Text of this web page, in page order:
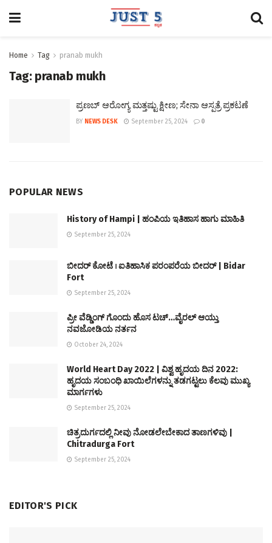
Home Tag pranab mukh
Tag: pranab mukh
ಪ್ರಣಬ್ ಆರೋಗ್ಯ ಮತ್ತಷ್ಟು ಕ್ಷೀಣ; ಸೇನಾ ಆಸ್ಪತ್ರೆ ಪ್ರಕಟಣೆ
BY NEWS DESK September 25, 2024 0
POPULAR NEWS
History of Hampi | ಹಂಪಿಯ ಇತಿಹಾಸ ಹಾಗು ಮಾಹಿತಿ
September 25, 2024
ಬೀದರ್ ಕೋಟೆ । ಐತಿಹಾಸಿಕ ಪರಂಪರೆಯ ಬೀದರ್ | Bidar
Fort
September 25, 2024
ಪ್ರೀ ವೆಡ್ಡಿಂಗ್ ಗೊಂದು ಹೊಸ ಟಚ್…ವೈರಲ್ ಆಯ್ತು
ನವಜೋಡಿಯ ನರ್ತನ
October 24, 2024
World Heart Day 2022 | ವಿಶ್ವ ಹೃದಯ ದಿನ 2022:
ಹೃದಯ ಸಂಬಂಧಿ ಖಾಯಿಲೆಗಳನ್ನು ತಡಗಟ್ಟಲು ಕೆಲವು ಮುಖ್ಯ
ಮಾರ್ಗಗಳು
September 25, 2024
ಚಿತ್ರದುರ್ಗದಲ್ಲಿ ನೀವು ನೋಡಲೇಬೇಕಾದ ತಾಣಗಳಿವು |
Chitradurga Fort
September 25, 2024
EDITOR'S PICK